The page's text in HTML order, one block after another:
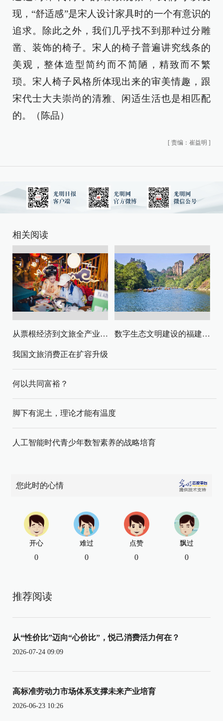
现，“舒适感”是宋人设计家具时的一个有意识的
追求。除此之外，我们几乎找不到那种过分雕
凿、装饰的椅子。宋人的椅子普遍讲究线条的
美观，整体造型简约而不简陋，精致而不繁
琐。宋人椅子风格所体现出来的审美情趣，跟
宋代士大夫崇尚的清雅、闲适生活也是相匹配
的。（陈品）
[ 责编：崔益明 ]
相关阅读
从票根经济到文旅全产业链升级 数字生态文明建设的福建路径与启示
我国文旅消费正在扩容升级
何以共同富裕？
脚下有泥土，理论才能有温度
人工智能时代青少年数智素养的战略培育
您此时的心情
开心
0
难过
0
点赞
0
飘过
0
推荐阅读
从“性价比”迈向“心价比”，悦己消费活力何在？
2026-07-24 09:09
高标准劳动力市场体系支撑未来产业培育
2026-06-23 10:26